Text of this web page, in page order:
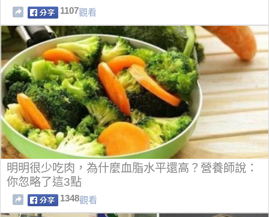
1107觀看
明明很少吃肉，為什麼血脂水平還高？營養師說：
你忽略了這3點
1348觀看